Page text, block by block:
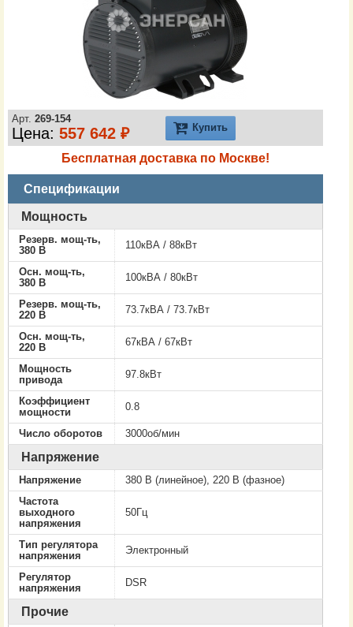
Арт. 269-154
Цена: 557 642 ₽ Купить
Бесплатная доставка по Москве!
Спецификации
Мощность
Резерв. мощ-ть,
380 В
110кВА / 88кВт
Осн. мощ-ть,
380 В
100кВА / 80кВт
Резерв. мощ-ть,
220 В
73.7кВА / 73.7кВт
Осн. мощ-ть,
220 В
67кВА / 67кВт
Мощность
привода
97.8кВт
Коэффициент
мощности
0.8
Число оборотов 3000об/мин
Напряжение
Напряжение
380 В (линейное), 220 В (фазное)
Частота
выходного
напряжения
50Гц
Тип регулятора
напряжения
Электронный
Регулятор
напряжения
DSR
Прочие